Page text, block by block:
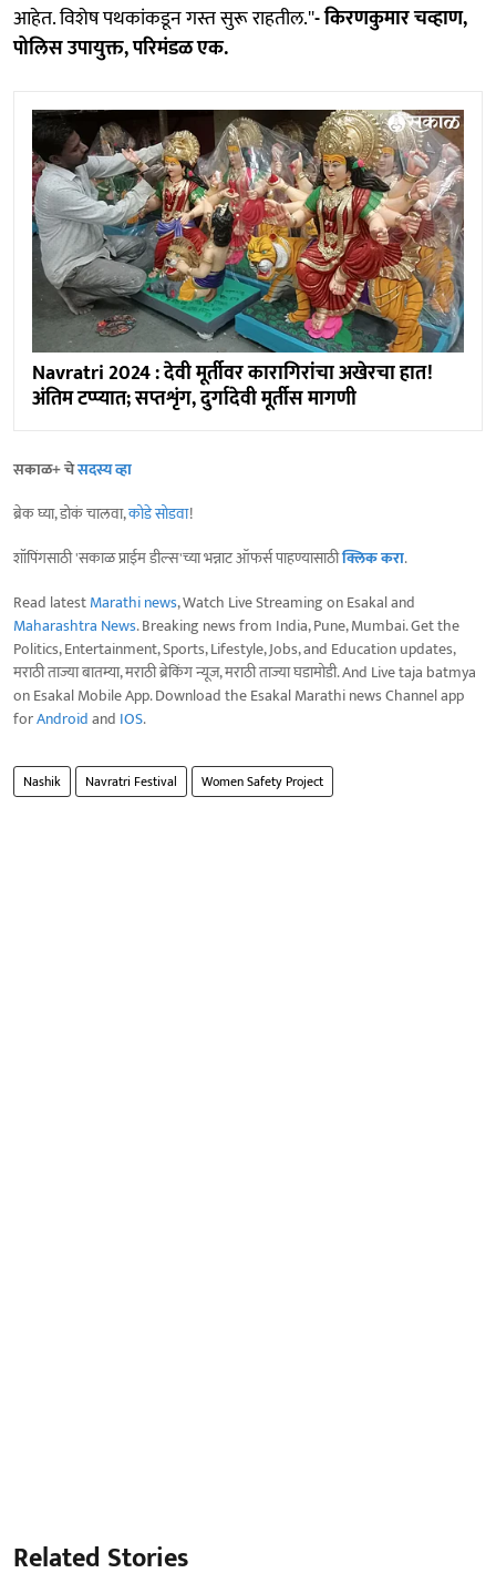
आहेत. विशेष पथकांकडून गस्त सुरू राहतील.''- किरणकुमार चव्हाण,
पोलिस उपायुक्त, परिमंडळ एक.
Navratri 2024 : देवी मूर्तीवर कारागिरांचा अखेरचा हात!
अंतिम टप्प्यात; सप्तशृंग, दुर्गादेवी मूर्तीस मागणी
सकाळ+ चेसदस्य व्हा
ब्रेक घ्या, डोकं चालवा,कोडे सोडवा!
शॉपिंगसाठी 'सकाळ प्राईम डील्स'च्या भन्नाट ऑफर्स पाहण्यासाठीक्लिक करा.
Read latestMarathi news, Watch Live Streaming on Esakal and
Maharashtra News. Breaking news from India, Pune, Mumbai. Get the
Politics, Entertainment, Sports, Lifestyle, Jobs, and Education updates,
मराठी ताज्या बातम्या, मराठी ब्रेकिंग न्यूज, मराठी ताज्या घडामोडी. And Live taja batmya
on Esakal Mobile App. Download the Esakal Marathi news Channel app
forAndroidand IOS.
Nashik Navratri Festival Women Safety Project
Related Stories